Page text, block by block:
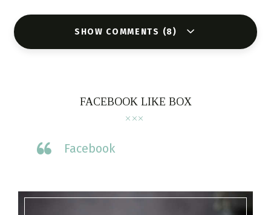
SHOW COMMENTS (8)
FACEBOOK LIKE BOX
Facebook